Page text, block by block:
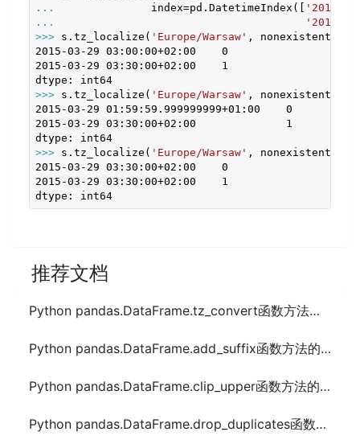
...
              index=pd.DatetimeIndex([
'2015-
...
'2015-
>>> s.tz_localize( 'Europe/Warsaw' , nonexistent=
2015 -03 -29 03 : 00 : 00+02 : 00
0
2015 -03 -29 03 : 30 : 00+02 : 00
1
dtype: int64
>>> s.tz_localize( 'Europe/Warsaw' , nonexistent=
2015 -03 -29 01 : 59 : 59.999999999+01 : 00
0
2015 -03 -29 03 : 30 : 00+02 : 00
1
dtype: int64
>>> s.tz_localize( 'Europe/Warsaw' ,
2015 -03 -29 03 : 30 : 00+02 : 00
0
2015 -03 -29 03 : 30 : 00+02 : 00
1
dtype: int64
推荐文档
Python pandas.DataFrame.tz_convert函数方法的使用
Python pandas.DataFrame.add_suffix函数方法的使用
Python pandas.DataFrame.clip_upper函数方法的使用
Python pandas.DataFrame.drop_duplicates函数方法的使用